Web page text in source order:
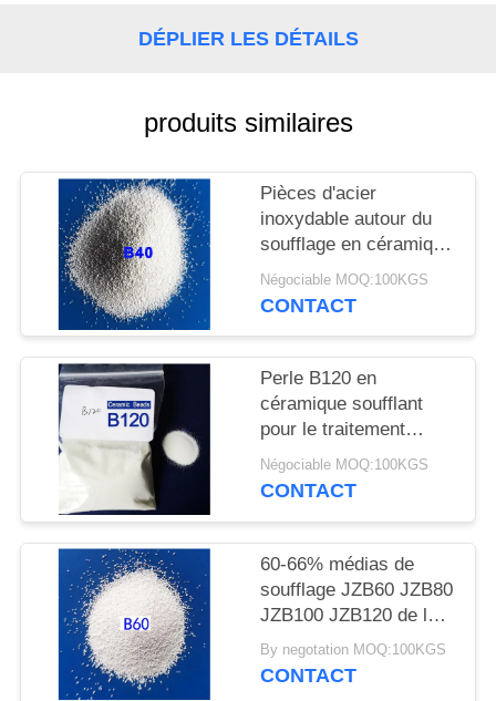
CITATION
PLAN
SITE
POLITIQUE
CONFIDENTIALITÉ
DÉPLIER LES DÉTAILS
produits similaires
Pièces d'acier
inoxydable autour du
soufflage en céramique
solide de perle
Négociable MOQ:100KGS
CONTACT
Perle B120 en
céramique soufflant
pour le traitement
préparatoire avant le
revêtement par le
Négociable MOQ:100KGS
CONTACT
60-66% médias de
soufflage JZB60 JZB80
JZB100 JZB120 de la
perle ZrO2 en
céramique pour des
By negotation MOQ:100KGS
CONTACT